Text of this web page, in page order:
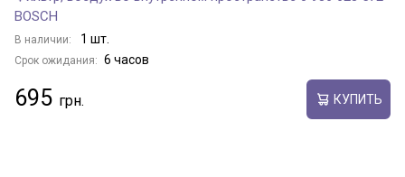
BOSCH
В наличии: 1 шт.
Срок ожидания: 6 часов
695 КУПИТЬ